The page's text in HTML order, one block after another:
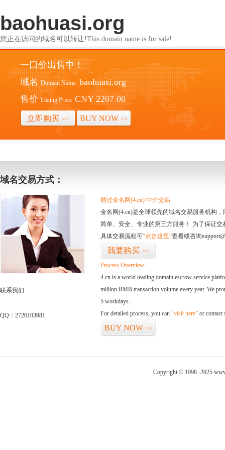
baohuasi.org
您正在访问的域名可以转让!This domain name is for sale!
一口价出售中！
域名 Domain Name: baohuasi.org
售价 Listing Price: CNY 2207.00
立即购买 >> BUY NOW >>
域名交易方式：
联系我们
QQ：2726103981
通过金名网(4.cn) 中介交易
金名网(4.cn)是全球领先的域名交易服务机构
简单、安全、专业的第三方服务！ 为了保证
具体交易流程可“点击这里”查看或咨询
我要购买 >>
Process Overview:
4.cn is a world leading domain escrow service
million RMB transaction volume every year. We
5 workdays.
For detailed process, you can “visit here” or contact
BUY NOW >>
Copyright © 1998 -2025